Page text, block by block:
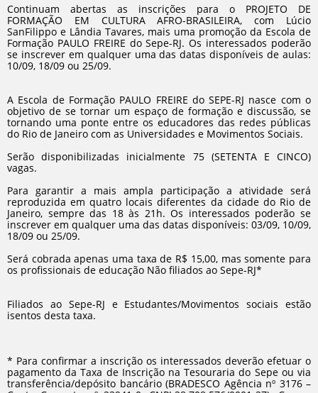
Continuam abertas as inscrições para o PROJETO DE
FORMAÇÃO EM CULTURA AFRO-BRASILEIRA, com Lúcio
SanFilippo e Lândia Tavares, mais uma promoção da Escola de
Formação PAULO FREIRE do Sepe-RJ. Os interessados poderão
se inscrever em qualquer uma das datas disponíveis de aulas:
10/09, 18/09 ou 25/09.
A Escola de Formação PAULO FREIRE do SEPE-RJ nasce com o
objetivo de se tornar um espaço de formação e discussão, se
tornando uma ponte entre os educadores das redes públicas
do Rio de Janeiro com as Universidades e Movimentos Sociais.
Serão disponibilizadas inicialmente 75 (SETENTA E CINCO)
vagas.
Para garantir a mais ampla participação a atividade será
reproduzida em quatro locais diferentes da cidade do Rio de
Janeiro, sempre das 18 às 21h. Os interessados poderão se
inscrever em qualquer uma das datas disponíveis: 03/09, 10/09,
18/09 ou 25/09.
Será cobrada apenas uma taxa de R$ 15,00, mas somente para
os profissionais de educação Não filiados ao Sepe-RJ*
Filiados ao Sepe-RJ e Estudantes/Movimentos sociais estão
isentos desta taxa.
* Para confirmar a inscrição os interessados deverão efetuar o
pagamento da Taxa de Inscrição na Tesouraria do Sepe ou via
transferência/depósito bancário (BRADESCO Agência nº 3176 –